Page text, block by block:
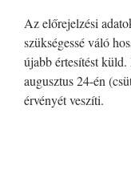
Az előrejelzési
szükségessé váló
újabb értesítést
augusztus 24-én
érvényét veszíti.